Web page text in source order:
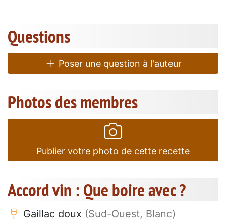
Questions
Poser une question à l'auteur
Photos des membres
Publier votre photo de cette recette
Accord vin : Que boire avec ?
Gaillac doux (Sud-Ouest, Blanc)